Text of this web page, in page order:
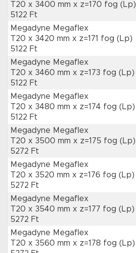
T20 x 3400 mm x z=170 fog (Lp)
5122 Ft
Megadyne Megaflex
T20 x 3420 mm x z=171 fog (Lp)
5122 Ft
Megadyne Megaflex
T20 x 3460 mm x z=173 fog (Lp)
5122 Ft
Megadyne Megaflex
T20 x 3480 mm x z=174 fog (Lp)
5122 Ft
Megadyne Megaflex
T20 x 3500 mm x z=175 fog (Lp)
5272 Ft
Megadyne Megaflex
T20 x 3520 mm x z=176 fog (Lp)
5272 Ft
Megadyne Megaflex
T20 x 3540 mm x z=177 fog (Lp)
5272 Ft
Megadyne Megaflex
T20 x 3560 mm x z=178 fog (Lp)